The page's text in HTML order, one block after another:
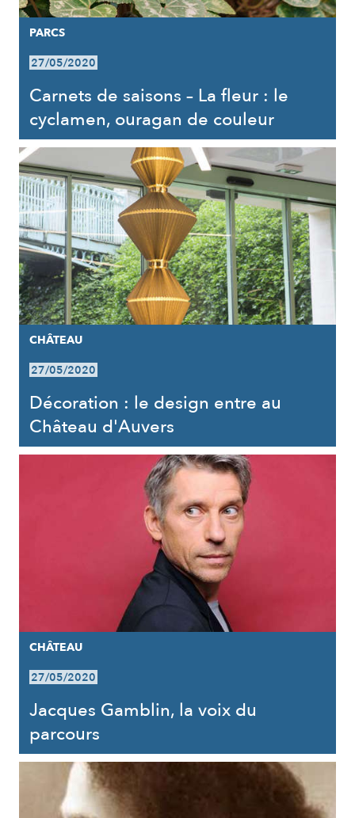
PARCS
27/05/2020
Carnets de saisons – La fleur : le
cyclamen, ouragan de couleur
CHÂTEAU
27/05/2020
Décoration : le design entre au
Château d'Auvers
CHÂTEAU
27/05/2020
Jacques Gamblin, la voix du
parcours